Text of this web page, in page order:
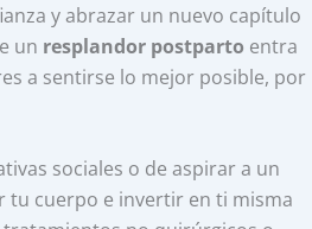
y abrazar un nuevo capítulo
un resplandor postparto entra
a sentirse lo mejor posible, por
sociales o de aspirar a un
tu cuerpo e invertir en ti misma